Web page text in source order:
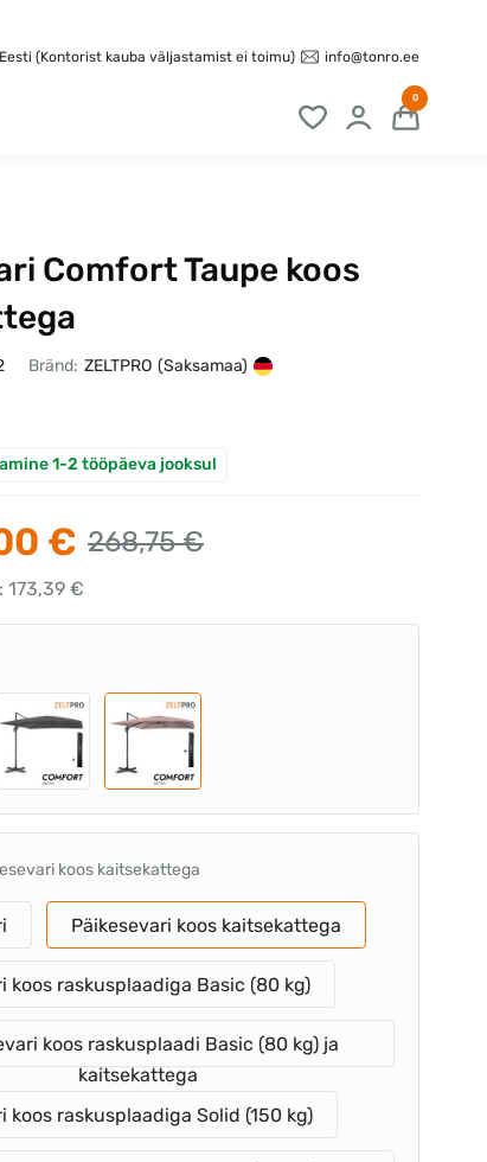
Eesti (Kontorist kauba väljastamist ei toimu) info@tonro.ee
0
Comfort Taupe koos
Bränd: ZELTPRO (Saksamaa)
1-2 tööpäeva jooksul
€ 268,75 €
173,39 €
koos kaitsekattega
Päikesevari koos kaitsekattega
koos raskusplaadiga Basic (80 kg)
koos raskusplaadi Basic (80 kg) ja
kaitsekattega
koos raskusplaadiga Solid (150 kg)